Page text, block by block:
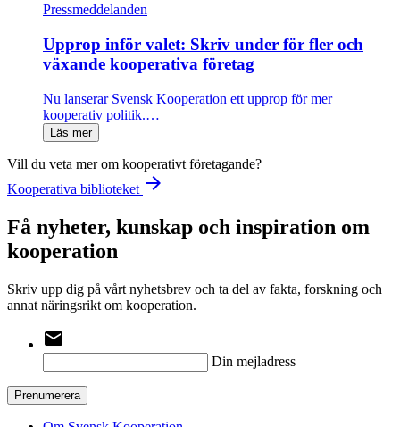
Pressmeddelanden
Upprop inför valet: Skriv under för fler och
växande kooperativa företag
Nu lanserar Svensk Kooperation ett upprop för mer
kooperativ politik.…
Läs mer
Vill du veta mer om kooperativt företagande?
Kooperativa biblioteket arrow_forward
Få nyheter, kunskap och inspiration om
kooperation
Skriv upp dig på vårt nyhetsbrev och ta del av fakta, forskning och
annat näringsrikt om kooperation.
email
Din mejladress
Prenumerera